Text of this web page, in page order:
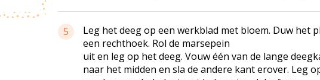
5
Leg het deeg op een werkblad met bloem. Duw het
een rechthoek. Rol de marsepein
uit en leg op het deeg. Vouw één van de lange
naar het midden en sla de andere kant erover. Leg